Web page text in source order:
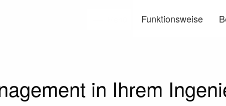
Funktionsweise
in Ihrem